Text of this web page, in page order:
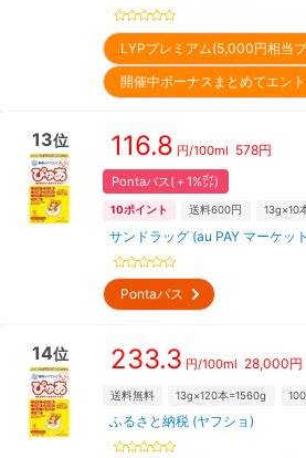
LYPプレミアム(5,000円相当
開催中ボーナスまとめてエン
13位 116.8 円/100ml 578円
Pontaパス(＋1%㌽)
10ポイント 送料600円 13g×10
サンドラッグ (au PAY マーケッ
Pontaパス
14位 233.3 円/100ml 28,000円
送料無料 13g×120本=1560g
ふるさと納税 (ヤフショ)